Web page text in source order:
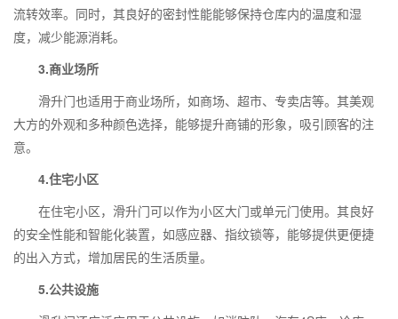
流转效率。同时，其良好的密封性能能够保持仓库内的温度和湿
度，减少能源消耗。
3.商业场所
滑升门也适用于商业场所，如商场、超市、专卖店等。其美观
大方的外观和多种颜色选择，能够提升商铺的形象，吸引顾客的注
意。
4.住宅小区
在住宅小区，滑升门可以作为小区大门或单元门使用。其良好
的安全性能和智能化装置，如感应器、指纹锁等，能够提供更便捷
的出入方式，增加居民的生活质量。
5.公共设施